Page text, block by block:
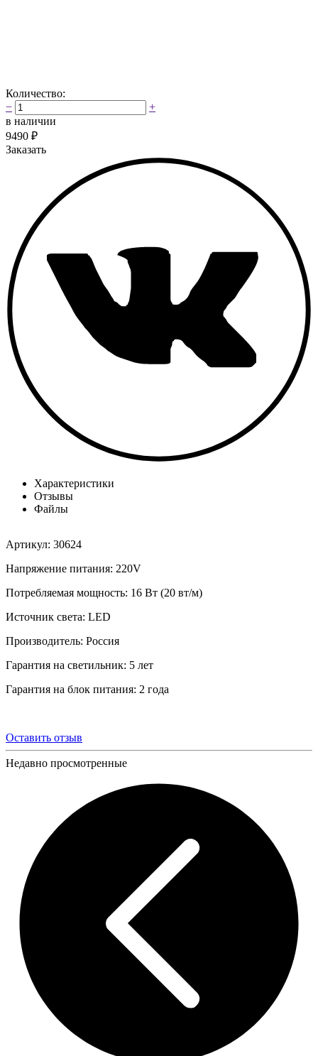
Количество:
−
+
в наличии
9490 ₽
Заказать
Характеристики
Отзывы
Файлы
Артикул: 30624
Напряжение питания: 220V
Потребляемая мощность: 16 Вт (20 вт/м)
Источник света: LED
Производитель: Россия
Гарантия на светильник: 5 лет
Гарантия на блок питания: 2 года
Оставить отзыв
Недавно просмотренные